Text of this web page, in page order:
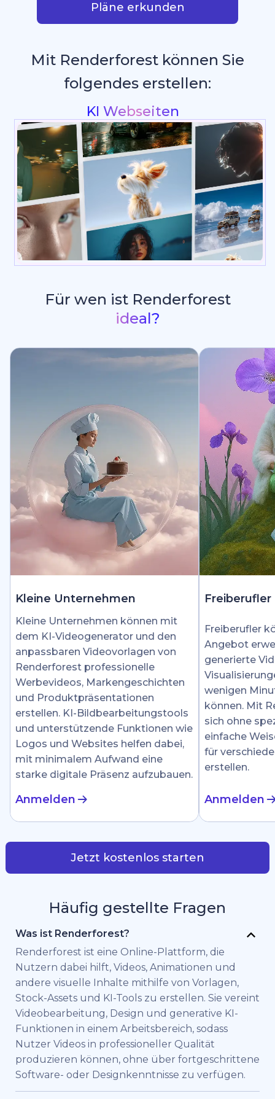
Pläne erkunden
Mit Renderforest können Sie
folgendes erstellen:
Intros & Logo Animationen
Für wen ist Renderforest
ideal?
Kleine Unternehmen
Kleine Unternehmen können mit
dem KI-Videogenerator und den
anpassbaren Videovorlagen von
Renderforest professionelle
Werbevideos, Markengeschichten
und Produktpräsentationen
erstellen. KI-Bildbearbeitungstools
und unterstützende Funktionen wie
Logos und Websites helfen dabei,
mit minimalem Aufwand eine
starke digitale Präsenz aufzubauen.
Anmelden
Freiberufler
Freiberufler
Angebot
generierte
wenigen
können. Mit
sich ohne
einfache
für
erstellen.
Anmelden
Jetzt kostenlos starten
Häufig gestellte Fragen
Was ist Renderforest?
Renderforest ist eine Online-Plattform, die
Nutzern dabei hilft, Videos, Animationen und
andere visuelle Inhalte mithilfe von Vorlagen,
Stock-Assets und KI-Tools zu erstellen. Sie vereint
Videobearbeitung, Design und generative KI-
Funktionen in einem Arbeitsbereich, sodass
Nutzer Videos in professioneller Qualität
produzieren können, ohne über fortgeschrittene
Software- oder Designkenntnisse zu verfügen.